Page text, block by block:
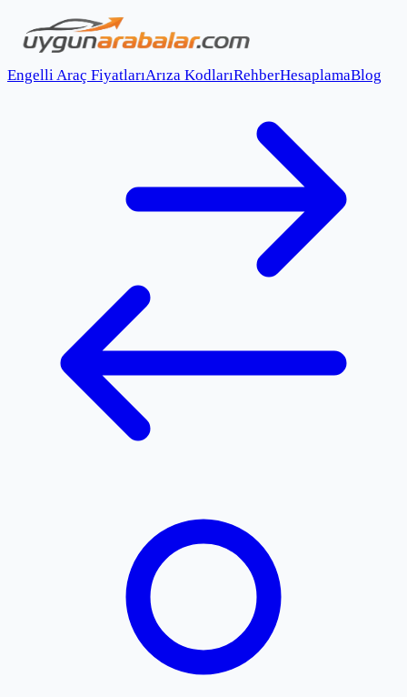
Engelli Araç FiyatlarıArıza KodlarıRehberHesaplamaBlog